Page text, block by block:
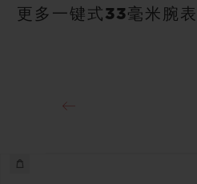
更多一键式33毫米腕表